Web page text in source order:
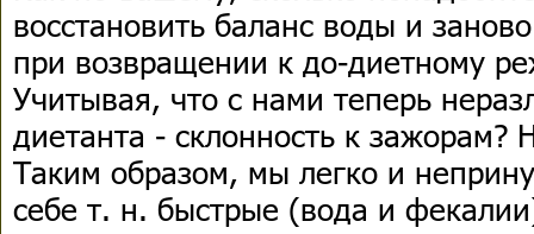
восстановить баланс воды и
при возвращении к до-диетному
Учитывая, что с нами теперь
диетанта - склонность к зажорам?
Таким образом, мы легко и
себе т. н. быстрые (вода и